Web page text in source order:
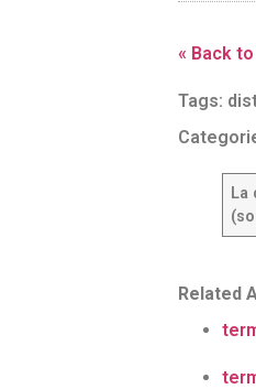
« Back
Tags:
Related